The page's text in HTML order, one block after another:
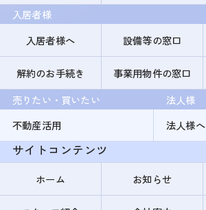
入居者様
入居者様へ
設備等の窓口
解約のお手続き
事業用物件の窓口
売りたい・買いたい
不動産活用
法人様
法人様へ
サイトコンテンツ
ホーム お知らせ